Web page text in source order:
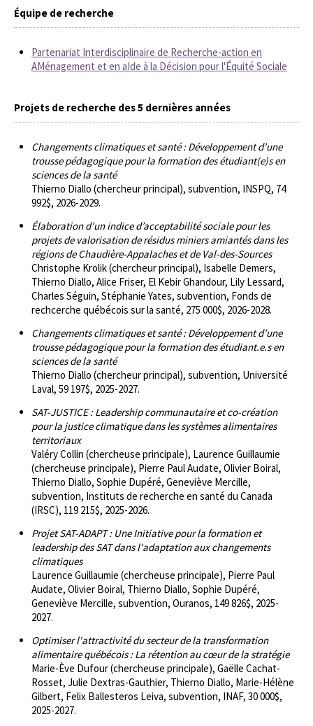
Équipe de recherche
Partenariat Interdisciplinaire de Recherche-action en
AMénagement et en aIde à la Décision pour l'Équité Sociale
Projets de recherche des 5 dernières années
Changements climatiques et santé : Développement d’une
trousse pédagogique pour la formation des étudiant(e)s en
sciences de la santé
Thierno Diallo (chercheur principal), subvention, INSPQ, 74
992$, 2026-2029.
Élaboration d’un indice d’acceptabilité sociale pour les
projets de valorisation de résidus miniers amiantés dans les
régions de Chaudière-Appalaches et de Val-des-Sources
Christophe Krolik (chercheur principal), Isabelle Demers,
Thierno Diallo, Alice Friser, El Kebir Ghandour, Lily Lessard,
Charles Séguin, Stéphanie Yates, subvention, Fonds de
rechcerche québécois sur la santé, 275 000$, 2026-2028.
Changements climatiques et santé : Développement d’une
trousse pédagogique pour la formation des étudiant.e.s en
sciences de la santé
Thierno Diallo (chercheur principal), subvention, Université
Laval, 59 197$, 2025-2027.
SAT-JUSTICE : Leadership communautaire et co-création
pour la justice climatique dans les systèmes alimentaires
territoriaux
Valéry Collin (chercheuse principale), Laurence Guillaumie
(chercheuse principale), Pierre Paul Audate, Olivier Boiral,
Thierno Diallo, Sophie Dupéré, Geneviève Mercille,
subvention, Instituts de recherche en santé du Canada
(IRSC), 119 215$, 2025-2026.
Projet SAT-ADAPT : Une Initiative pour la formation et
leadership des SAT dans l'adaptation aux changements
climatiques
Laurence Guillaumie (chercheuse principale), Pierre Paul
Audate, Olivier Boiral, Thierno Diallo, Sophie Dupéré,
Geneviève Mercille, subvention, Ouranos, 149 826$, 2025-
2027.
Optimiser l'attractivité du secteur de la transformation
alimentaire québécois : La rétention au cœur de la stratégie
Marie-Ève Dufour (chercheuse principale), Gaëlle Cachat-
Rosset, Julie Dextras-Gauthier, Thierno Diallo, Marie-Hélène
Gilbert, Felix Ballesteros Leiva, subvention, INAF, 30 000$,
2025-2027.